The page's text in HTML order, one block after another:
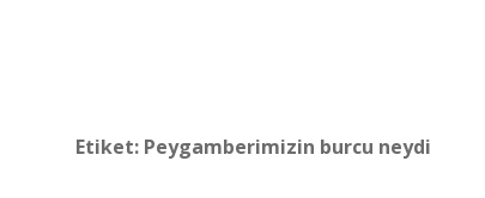
Etiket: Peygamberimizin burcu neydi